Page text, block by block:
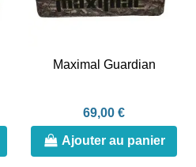
Maximal Guardian
69,00 €
Ajouter au panier